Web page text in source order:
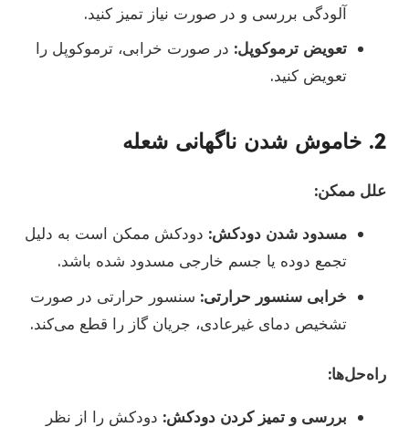
آلودگی بررسی و در صورت نیاز تمیز کنید.
تعویض ترموکوپل: در صورت خرابی، ترموکوپل را
تعویض کنید.
2. خاموش شدن ناگهانی شعله
علل ممکن:
مسدود شدن دودکش: دودکش ممکن است به دلیل
تجمع دوده یا جسم خارجی مسدود شده باشد.
خرابی سنسور حرارتی: سنسور حرارتی در صورت
تشخیص دمای غیرعادی، جریان گاز را قطع می‌کند.
راه‌حل‌ها:
بررسی و تمیز کردن دودکش: دودکش را از نظر